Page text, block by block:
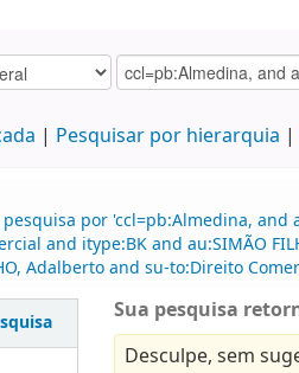
Pesquisar por hierarquia
por 'ccl=pb:Almedina, and
and itype:BK and au:SIMÃO
Adalberto and su-to:Direito
Sua pesquisa
Desculpe, sem